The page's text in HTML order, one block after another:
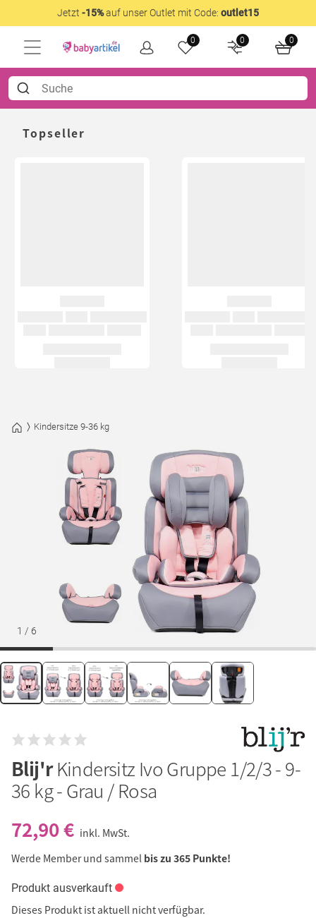
Jetzt -15%auf unser Outlet mit Code: outlet15
0 0 0
Topseller
Kindersitze 9-36 kg
1 / 6
Blij'rKindersitz Ivo Gruppe 1/2/3 - 9-
36 kg - Grau / Rosa
72,90 € inkl. MwSt.
Werde Member und sammel bis zu 365 Punkte!
Produkt ausverkauft
Dieses Produkt ist aktuell nicht verfügbar.